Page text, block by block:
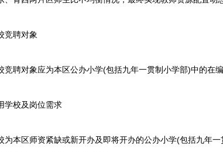
聘对象
对象应为本区公办小学(包括九年一贯制小学部)中的在编
校及岗位需求
区师资紧缺或新开办及即将开办的公办小学(包括九年一